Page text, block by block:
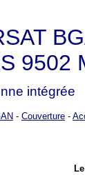
9502
intégrée
- Couverture -